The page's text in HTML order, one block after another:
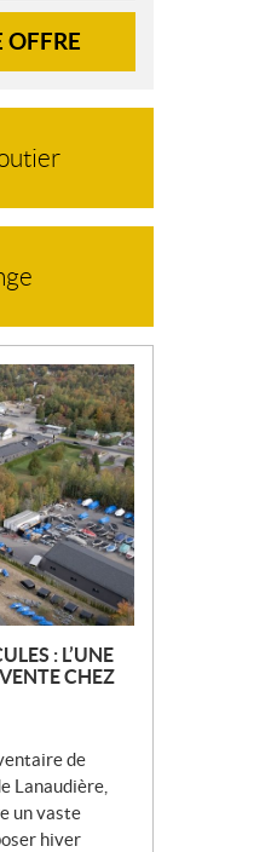
OFFRE
: L’UNE
CHEZ
de
Lanaudière,
un vaste
hiver